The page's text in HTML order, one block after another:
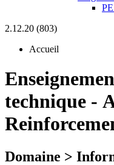
2.12.20 (803)
Accueil
technique -
Domaine >